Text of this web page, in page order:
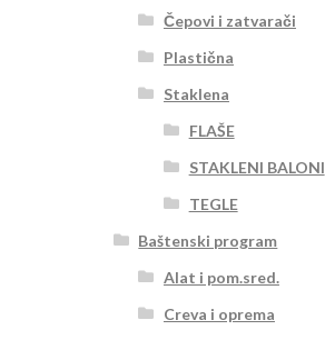
Čepovi i zatvarači
Plastična
Staklena
FLAŠE
STAKLENI BALONI
TEGLE
Baštenski program
Alat i pom.sred.
Creva i oprema